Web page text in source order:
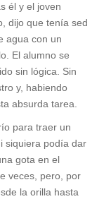
él y el joven
dijo que tenía sed
agua con un
El alumno se
sin lógica. Sin
y, habiendo
absurda tarea.
para traer un
siquiera podía dar
gota en el
veces, pero, por
la orilla hasta